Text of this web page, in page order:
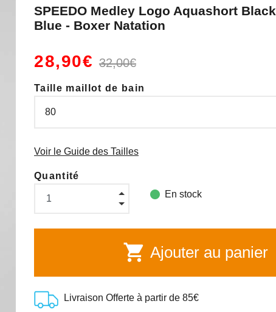
SPEEDO Medley Logo Aquashort Black
Blue - Boxer Natation
28,90€ 32,00€
Taille maillot de bain
Voir le Guide des Tailles
Quantité
 En stock
shopping_cart Ajouter au panier
Livraison Offerte à partir de 85€